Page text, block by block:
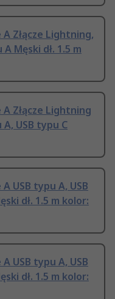
A Złącze Lightning,
Męski dł. 1.5 m
A Złącze Lightning
A, USB typu C
USB typu A, USB
dł. 1.5 m kolor:
USB typu A, USB
dł. 1.5 m kolor: